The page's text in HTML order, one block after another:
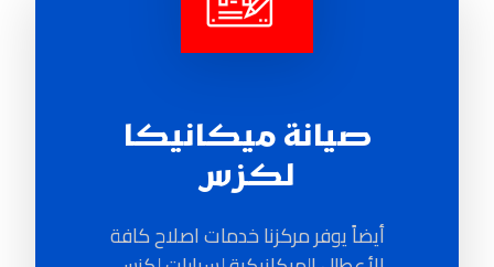
صيانة ميكانيكا
لكزس
أيضاً يوفر مركزنا خدمات اصلاح كافة